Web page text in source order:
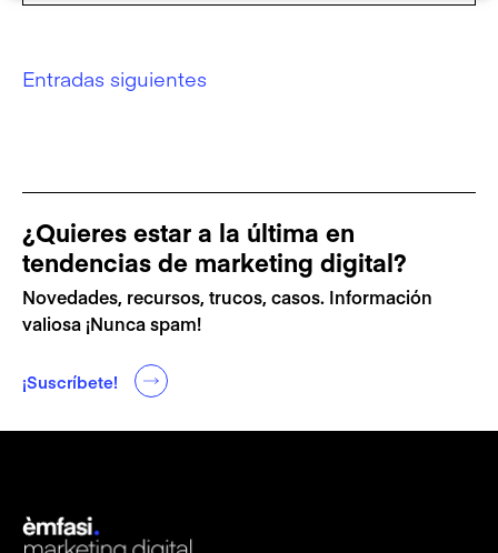
Navegación
Entradas siguientes
¿Quieres estar a la última en
tendencias de marketing digital?
Novedades, recursos, trucos, casos. Información
valiosa ¡Nunca spam!
¡Suscríbete!